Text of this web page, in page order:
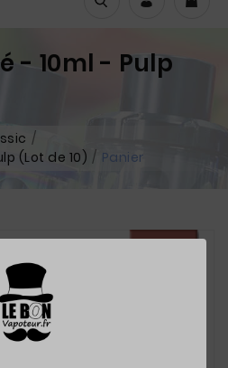
- 10ml - Pulp
(Lot de 10)
Panier